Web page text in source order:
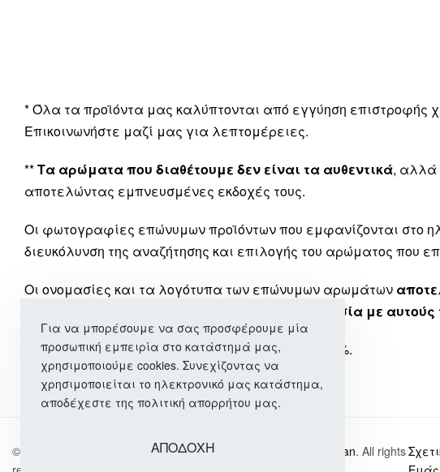
* Όλα τα προϊόντα μας καλύπτονται από εγγύηση επιστροφής
Επικοινωνήστε μαζί μας για λεπτομέρειες.
**Τα αρώματα που διαθέτουμε δεν είναι τα αυθεντικά, αλλά
αποτελώντας εμπνευσμένες εκδοχές τους.
Οι φωτογραφίες επώνυμων προϊόντων που εμφανίζονται στο
διευκόλυνση της αναζήτησης και επιλογής του αρώματος που
Οι ονομασίες και τα λογότυπα των επώνυμων αρωμάτων
δεν έχει καμία σχέση ή συνεργασία με αυτούς
*** Όλα τα προϊόντα μας περιλαμβάνουν ΦΠΑ 24%.
© 2026 Αρώματα | Γυναικεία & Ανδρική Περιποίηση | Wo-Man. All rights
Για να μπορέσουμε να σας προσφέρουμε μία
προσωπική εμπειρία στο κατάστημά μας,
χρησιμοποιούμε cookies. Συνεχίζοντας να
χρησιμοποιείται το ηλεκτρονικό μας κατάστημα,
αποδέχεστε της πολιτική απορρήτου μας.
ΑΠΟΔΟΧΗ